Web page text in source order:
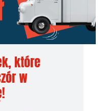
Eraser (Magiczna
(115)
Sharpen
Smudge (Smużenie)
które
w